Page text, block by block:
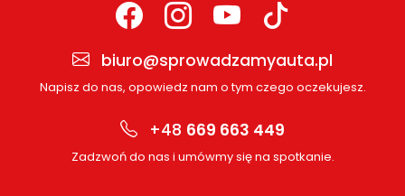
biuro@sprowadzamyauta.pl
Napisz do nas, opowiedz nam o tym czego oczekujesz.
+48 669 663 449
Zadzwoń do nas i umówmy się na spotkanie.